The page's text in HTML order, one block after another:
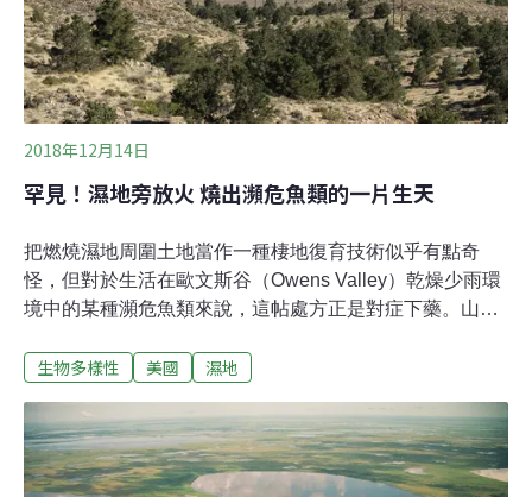
2018年12月14日
罕見！濕地旁放火 燒出瀕危魚類的一片生天
把燃燒濕地周圍土地當作一種棲地復育技術似乎有點奇
怪，但對於生活在歐文斯谷（Owens Valley）乾燥少雨環
境中的某種瀕危魚類來說，這帖處方正是對症下藥。山巒
一篇專文，探討這項罕見的物種復育和濕地經營管理措
Sierra Land Trust）、加州魚類及野生動物部門以及加州
森林及防火部門在2017年12月執行了一項以復育為目的的
焚燒計畫，嘗試為歐文斯谷中列入《瀕危物種法》
生物多樣性 美國 濕地